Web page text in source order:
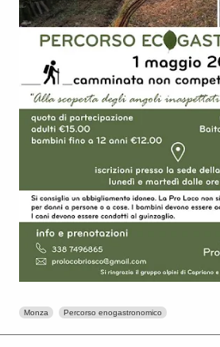
Monza Percorso enogastronomico